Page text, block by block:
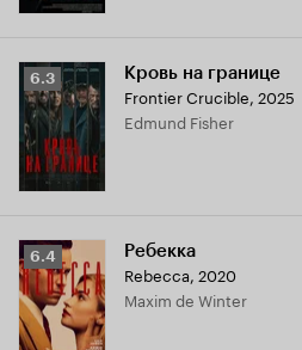
Рейтинг
Кинопоиска
6.3
6.3 Кровь на границе
Frontier Crucible, 2025
Edmund Fisher
Рейтинг
Кинопоиска
6.4
6.4 Ребекка
Rebecca, 2020
Maxim de Winter